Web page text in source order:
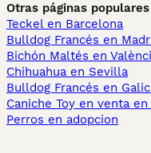
Otras páginas populares
Teckel en Barcelona
Bulldog Francés en
Bichón Maltés en
Chihuahua en Sevilla
Bulldog Francés en
Caniche Toy en venta
Perros en adopcion